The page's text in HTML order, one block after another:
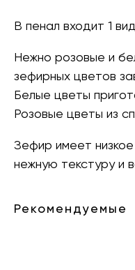
В пенал входит 1
Нежно розовые и
зефирных цветов
Белые цветы
Розовые цветы из
Зефир имеет
нежную текстуру и
Рекомендуемые